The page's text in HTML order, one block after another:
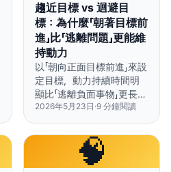
趨近目標 vs 迴避目
標：為什麼「朝著目標前
進」比「逃離問題」更能維
持動力
以「朝向正面目標前進」來設
定目標，動力持續時間明
顯比「逃離負面事物」更長
——這個差異不只在腦部
掃描中可見，在實際成果
上也清楚呈現。
2026年5月23日 ·9 分鐘閱讀
🧠